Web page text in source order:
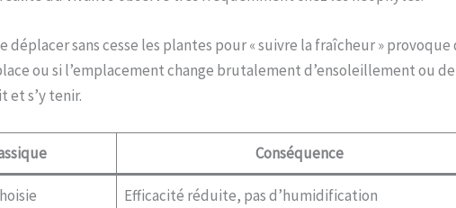
déplacer sans cesse les plantes pour « suivre la fraîcheur »
ou si l’emplacement change brutalement d’ensoleillement ou
et s’y tenir.
Conséquence
Efficacité réduite, pas d’humidification